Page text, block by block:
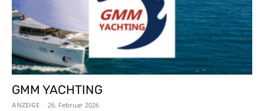
GMM YACHTING
ANZEIGE - 26. Februar 2026